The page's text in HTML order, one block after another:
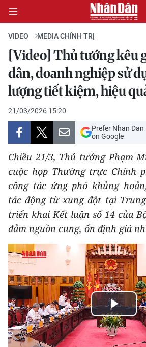
CHÍNH TRỊ
KINH TẾ
VĂN HÓA
XÃ HỘI
PHÁP LUẬT
DU LỊCH
THẾ GIỚI
THỂ THAO
GIÁO DỤC
Y TẾ
KHOA HỌC - CÔNG NGHỆ
MÔI TRƯỜNG
VIDEO MEDIA CHÍNH TRỊ
[Video] Thủ tướng kêu
dân, doanh nghiệp sử
lượng tiết kiệm, hiệu
21/03/2026 15:20
Prefer Nhan Dan
on Google
Chiều 21/3, Thủ tướng Phạm
cuộc họp Thường trực Chính
công tác ứng phó khủng
tác động từ xung đột tại
triển khai Kết luận số 14 của
đảm nguồn cung, ổn định giá
Play